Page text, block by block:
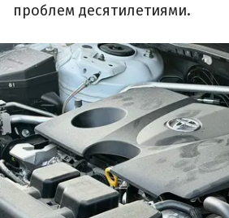
проблем десятилетиями.